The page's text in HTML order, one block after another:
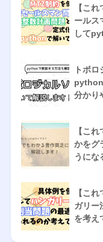
【こ
ールス
して
トポ
python
分かり
【こ
かをグ
うにな
【こ
ガリー
を考え